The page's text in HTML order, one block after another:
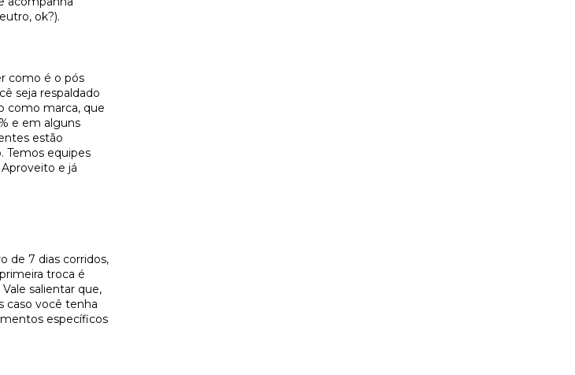
ok?).
como é o pós
seja respaldado
como marca, que
e em alguns
estão
Temos equipes
e já
de 7 dias corridos,
troca é
salientar que,
caso você tenha
específicos